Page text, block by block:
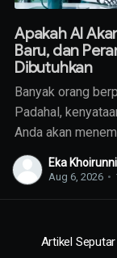
Apakah AI
Baru, dan
Dibutuhkan
Banyak orang
Padahal,
Anda akan
sedang terjadi,
Eka
Aug 6, 2026 •
Artikel